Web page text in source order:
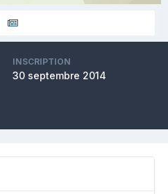
INSCRIPTION
30 septembre 2014